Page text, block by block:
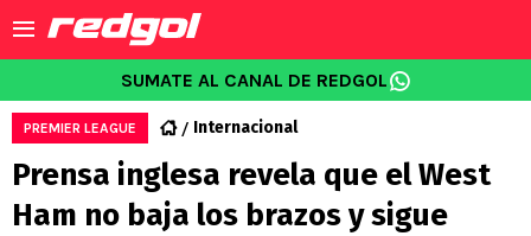
SUMATE AL CANAL DE REDGOL
PREMIER LEAGUE Internacional
Prensa inglesa revela que el West
Ham no baja los brazos y sigue